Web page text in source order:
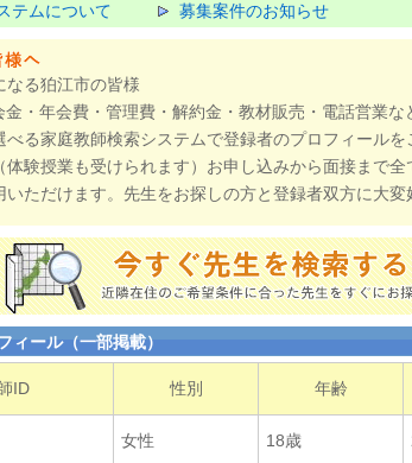
テムについて
募集案件のお知らせ
なる狛江市の皆様
金・年会費・管理費・解約金・教材販売・電話営業な
べる家庭教師検索システムで登録者のプロフィールを
体験授業も受けられます）お申し込みから面接まで
いただけます。先生をお探しの方と登録者双方に大変
ィール（一部掲載）
ID 性別 年齢
女性 18歳